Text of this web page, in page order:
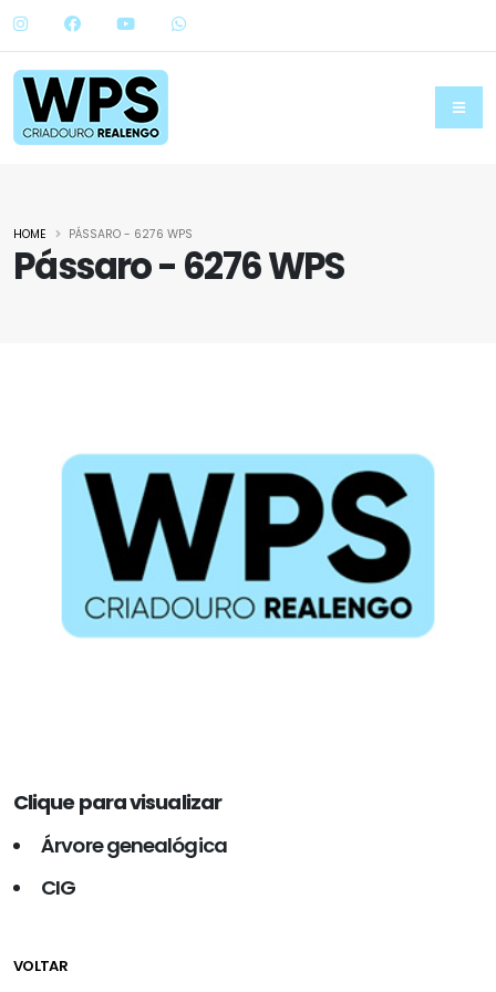
Pássaro - 6276 WPS
HOME PÁSSARO - 6276 WPS
Clique para visualizar
Árvore genealógica
CIG
VOLTAR